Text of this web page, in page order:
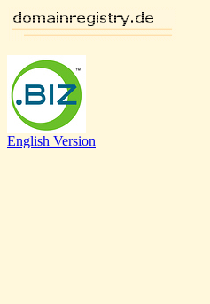
English Version